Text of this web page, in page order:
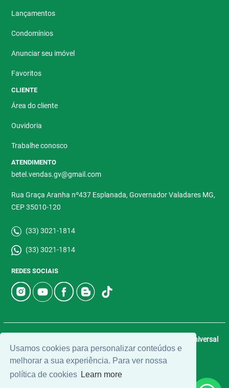
Usamos cookies para personalizar conteúdos e
melhorar a sua experiência. Para ver nossa
política de cookies Learn more
Lançamentos
Condomínios
Anunciar seu imóvel
Favoritos
CLIENTE
Área do cliente
Ouvidoria
Trabalhe conosco
ATENDIMENTO
betel.vendas.gv@gmail.com
Rua Graça Aranha nº437 Esplanada, Governador Valadares MG,
CEP 35010-120
(33) 3021-1814
(33) 3021-1814
REDES SOCIAIS
Universal
Software.